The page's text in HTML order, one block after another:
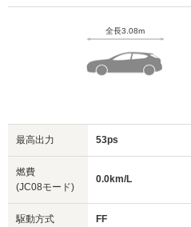
全長3.08m
最高出力 53ps
燃費
(JC08モード)
0.0km/L
駆動方式 FF